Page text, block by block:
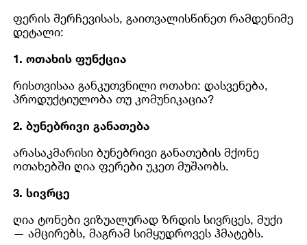
ფერის შერჩევისას, გაითვალისწინეთ რამდენიმე
დეტალი:
1. ოთახის ფუნქცია
რისთვისაა განკუთვნილი ოთახი: დასვენება,
პროდუქტიულობა თუ კომუნიკაცია?
2. ბუნებრივი განათება
არასაკმარისი ბუნებრივი განათების მქონე
ოთახებში ღია ფერები უკეთ მუშაობს.
3. სივრცე
ღია ტონები ვიზუალურად ზრდის სივრცეს, მუქი
— ამცირებს, მაგრამ სიმყუდროვეს ჰმატებს.